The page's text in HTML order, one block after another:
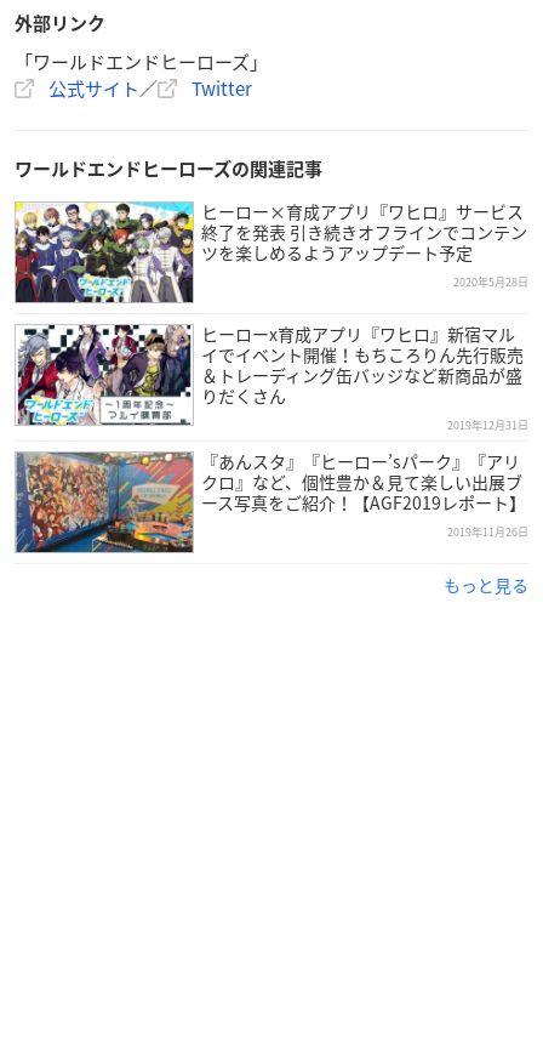
外部リンク
「ワールドエンドヒーローズ」
公式サイト／ Twitter
ワールドエンドヒーローズの関連記事
ヒーロー×育成アプリ『ワヒロ』サービス
終了を発表 引き続きオフラインでコンテン
ツを楽しめるようアップデート予定
2020年5月28日
ヒーローx育成アプリ『ワヒロ』新宿マル
イでイベント開催！もちころりん先行販売
＆トレーディング缶バッジなど新商品が盛
りだくさん
2019年12月31日
『あんスタ』『ヒーロー’sパーク』『アリ
クロ』など、個性豊か＆見て楽しい出展ブ
ース写真をご紹介！【AGF2019レポート】
2019年11月26日
もっと見る